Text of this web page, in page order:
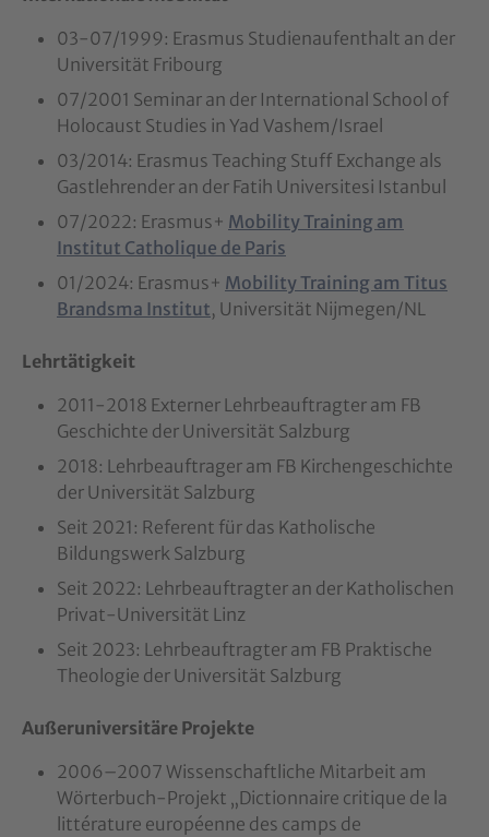
03-07/1999: Erasmus Studienaufenthalt an der
Universität Fribourg
07/2001 Seminar an der International School of
Holocaust Studies in Yad Vashem/Israel
03/2014: Erasmus Teaching Stuff Exchange als
Gastlehrender an der Fatih Universitesi Istanbul
07/2022: Erasmus+ Mobility Training am
Institut Catholique de Paris
01/2024: Erasmus+ Mobility Training am Titus
Brandsma Institut, Universität Nijmegen/NL
Lehrtätigkeit
2011-2018 Externer Lehrbeauftragter am FB
Geschichte der Universität Salzburg
2018: Lehrbeauftrager am FB Kirchengeschichte
der Universität Salzburg
Seit 2021: Referent für das Katholische
Bildungswerk Salzburg
Seit 2022: Lehrbeauftragter an der Katholischen
Privat-Universität Linz
Seit 2023: Lehrbeauftragter am FB Praktische
Theologie der Universität Salzburg
Außeruniversitäre Projekte
2006–2007 Wissenschaftliche Mitarbeit am
Wörterbuch-Projekt „Dictionnaire critique de la
littérature européenne des camps de